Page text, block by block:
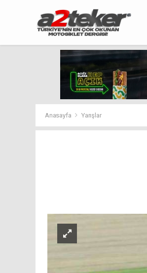
Anasayfa Yarışlar